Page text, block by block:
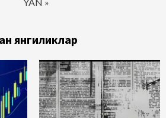
янгиликлар